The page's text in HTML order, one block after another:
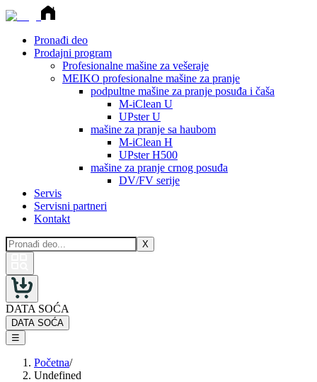
Pronađi deo
Prodajni program
Profesionalne mašine za vešeraje
MEIKO profesionalne mašine za pranje
podpultne mašine za pranje posuđa i čaša
M-iClean U
UPster U
mašine za pranje sa haubom
M-iClean H
UPster H500
mašine za pranje crnog posuđa
DV/FV serije
Servis
Servisni partneri
Kontakt
X
DATA SOĆA
DATA SOĆA
☰
Početna/
Undefined